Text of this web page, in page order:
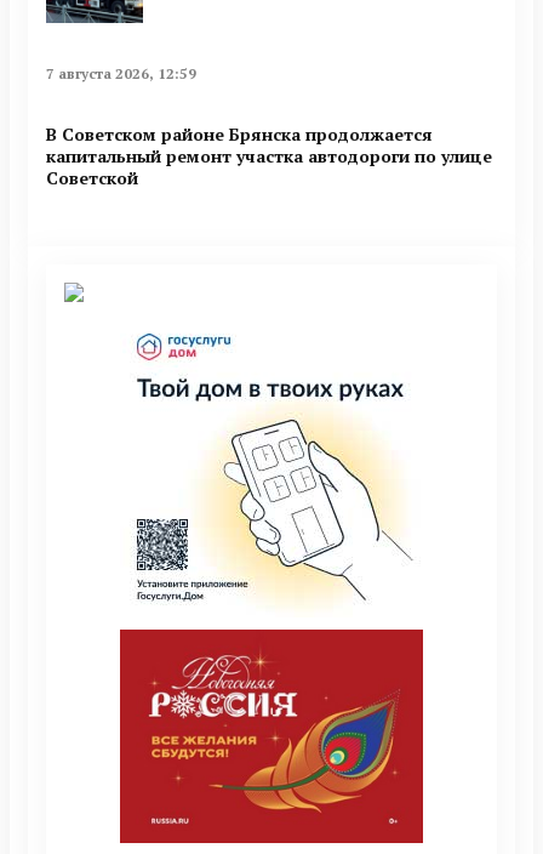
7 августа 2026, 12:59
В Советском районе Брянска продолжается
капитальный ремонт участка автодороги по улице
Советской